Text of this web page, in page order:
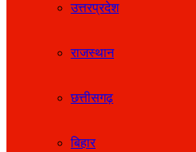
उत्तरप्रदेश
राजस्थान
छत्तीसगढ़
बिहार